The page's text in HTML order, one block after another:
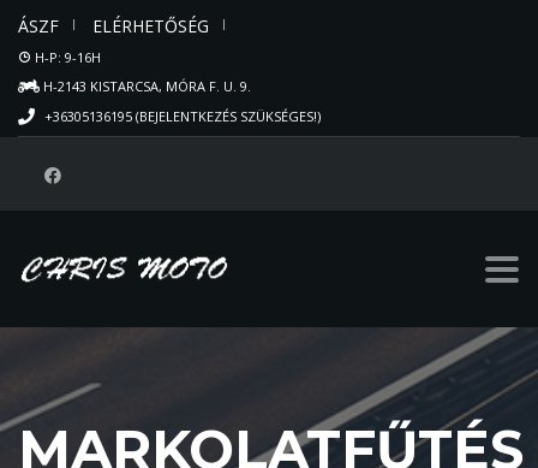
ÁSZF ELÉRHETŐSÉG
H-P: 9-16H
H-2143 KISTARCSA, MÓRA F. U. 9.
+36305136195 (BEJELENTKEZÉS SZÜKSÉGES!)
MARKOLATFŰTÉS